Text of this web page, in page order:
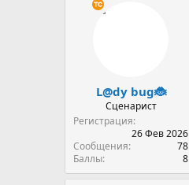
л
а
L@dy bug🐞
Сценарист
Регистрация
26 Фев 2026
Сообщения
78
Баллы
8